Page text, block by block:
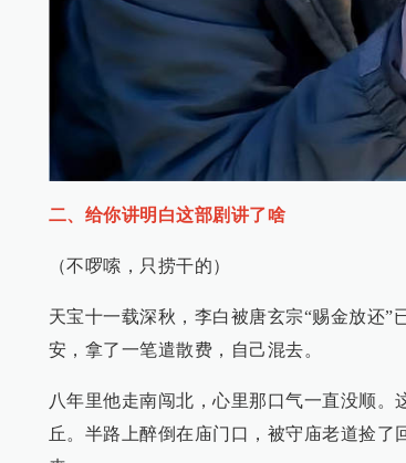
二、给你讲明白这部剧讲了啥
（不啰嗦，只捞干的）
天宝十一载深秋，李白被唐玄宗“赐金放还”
安，拿了一笔遣散费，自己混去。
八年里他走南闯北，心里那口气一直没顺
丘。半路上醉倒在庙门口，被守庙老道捡